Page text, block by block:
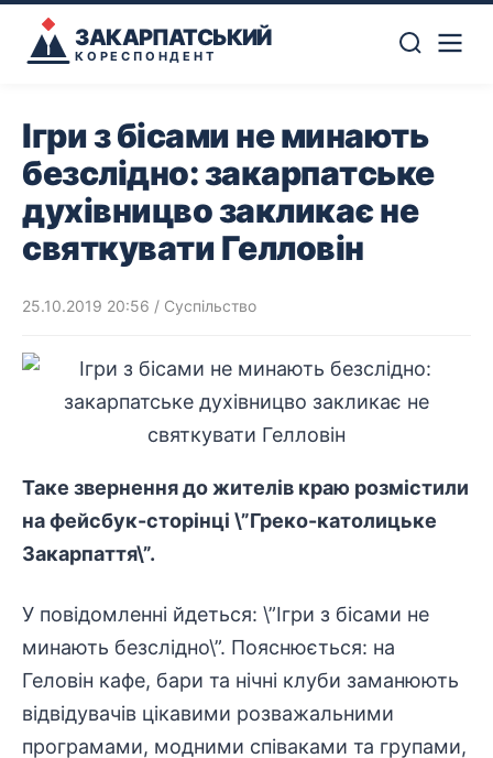
ЗАКАРПАТСЬКИЙ
КОРЕСПОНДЕНТ
Ігри з бісами не минають
безслідно: закарпатське
духівницво закликає не
святкувати Гелловін
25.10.2019 20:56 / Суспільство
Таке звернення до жителів краю розмістили
на фейсбук-сторінці \”Греко-католицьке
Закарпаття\”.
У повідомленні йдеться: \”Ігри з бісами не
минають безслідно\”. Пояснюється: на
Геловін кафе, бари та нічні клуби заманюють
відвідувачів цікавими розважальними
програмами, модними співаками та групами,